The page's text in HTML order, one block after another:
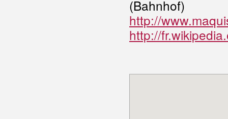
(Bahnhof)
http://
http://